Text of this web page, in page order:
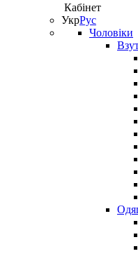
Кабінет
УкрРус
Чоловіки